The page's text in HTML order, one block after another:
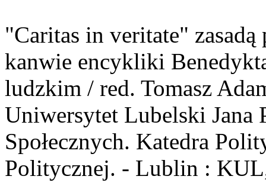
"Caritas in veritate"
kanwie encykliki
ludzkim / red. Tomasz
Uniwersytet Lubelski Jana
Społecznych. Katedra
Politycznej. - Lublin :